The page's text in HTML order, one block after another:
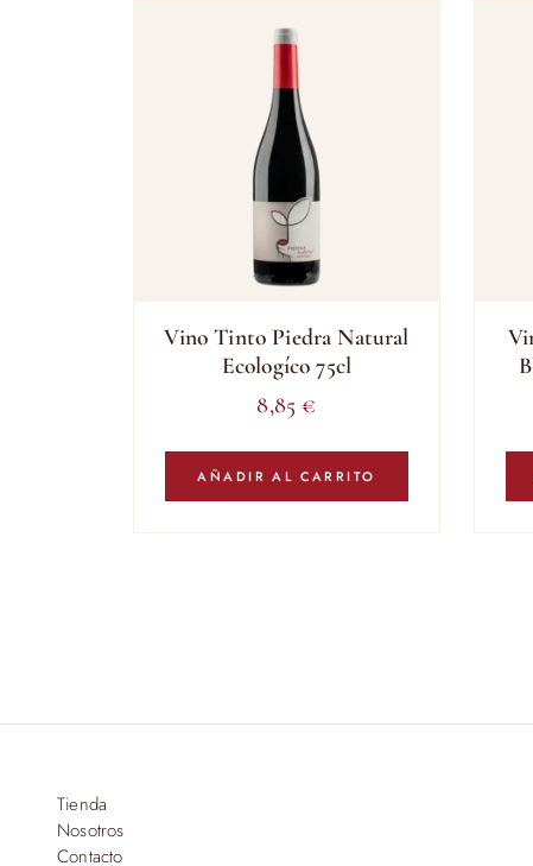
Vino Tinto Piedra Natural
Ecologíco 75cl
8,85 €
AÑADIR AL CARRITO
Tienda
Nosotros
Contacto